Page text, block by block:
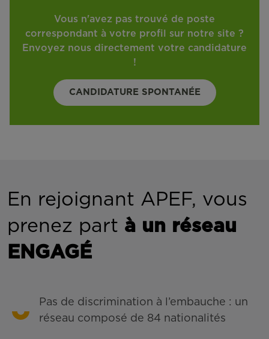
Vous n'avez pas trouvé de poste
correspondant à votre profil sur notre site ?
Envoyez nous directement votre candidature
!
CANDIDATURE SPONTANÉE
En rejoignant APEF, vous
prenez part à un réseau
ENGAGÉ
Pas de discrimination à l’embauche : un
réseau composé de 84 nationalités